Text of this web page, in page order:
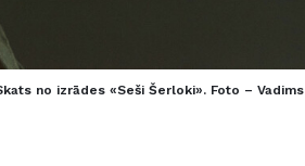
no izrādes «Seši Šerloki». Foto – Vadims